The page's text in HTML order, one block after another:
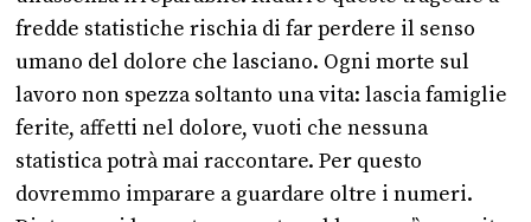
fredde statistiche rischia di far perdere il senso
umano del dolore che lasciano. Ogni morte sul
lavoro non spezza soltanto una vita: lascia famiglie
ferite, affetti nel dolore, vuoti che nessuna
statistica potrà mai raccontare. Per questo
dovremmo imparare a guardare oltre i numeri.